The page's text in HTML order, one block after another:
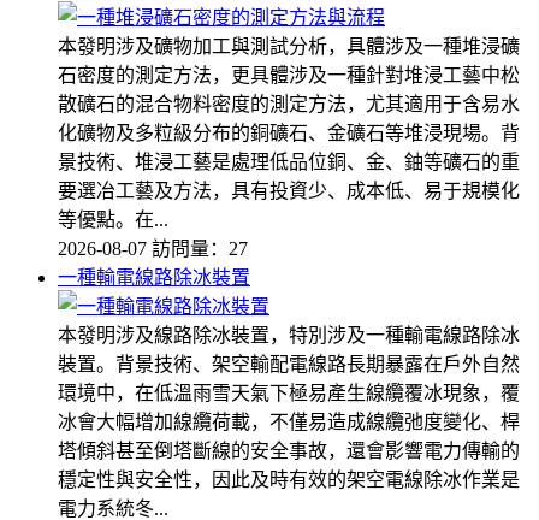
本發明涉及礦物加工與測試分析，具體涉及一種堆浸礦
石密度的測定方法，更具體涉及一種針對堆浸工藝中松
散礦石的混合物料密度的測定方法，尤其適用于含易水
化礦物及多粒級分布的銅礦石、金礦石等堆浸現場。背
景技術、堆浸工藝是處理低品位銅、金、鈾等礦石的重
要選冶工藝及方法，具有投資少、成本低、易于規模化
等優點。在...
2026-08-07 訪問量：27
一種輸電線路除冰裝置
本發明涉及線路除冰裝置，特別涉及一種輸電線路除冰
裝置。背景技術、架空輸配電線路長期暴露在戶外自然
環境中，在低溫雨雪天氣下極易產生線纜覆冰現象，覆
冰會大幅增加線纜荷載，不僅易造成線纜弛度變化、桿
塔傾斜甚至倒塔斷線的安全事故，還會影響電力傳輸的
穩定性與安全性，因此及時有效的架空電線除冰作業是
電力系統冬...